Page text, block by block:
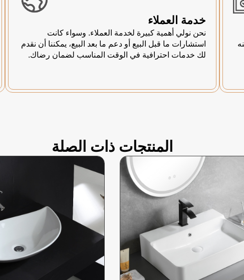
خدمة العملاء
نحن نولي أهمية كبيرة لخدمة العملاء. وسواء كانت
استشارات ما قبل البيع أو دعم ما بعد البيع، يمكننا أن نقدم
لك خدمات احترافية في الوقت المناسب لضمان رضاك.
المنتجات ذات الصلة